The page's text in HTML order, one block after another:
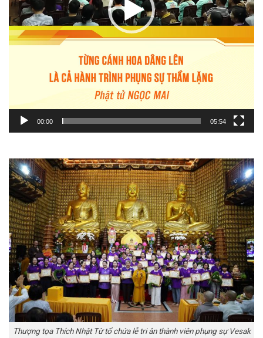
00:00 05:54
Thượng tọa Thích Nhật Từ tổ chứa lễ tri ân thành viên phụng sự Vesak